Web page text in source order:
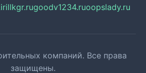
goodv1234.ruoopslady.ru
компаний. Все права
защищены.